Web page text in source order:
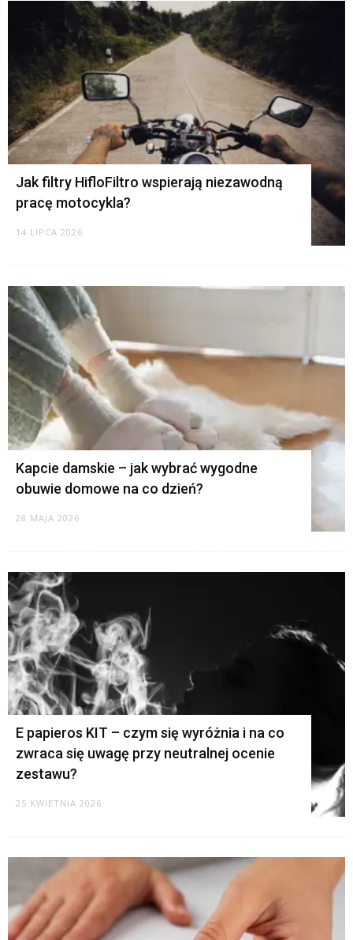
Jak filtry HifloFiltro wspierają niezawodną
pracę motocykla?
14 LIPCA 2026
Kapcie damskie – jak wybrać wygodne
obuwie domowe na co dzień?
28 MAJA 2026
E papieros KIT – czym się wyróżnia i na co
zwraca się uwagę przy neutralnej ocenie
zestawu?
25 KWIETNIA 2026